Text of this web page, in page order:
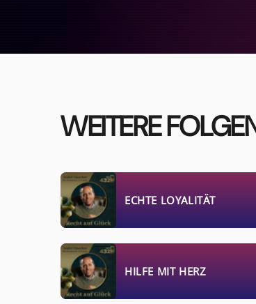
WEITERE
ECHTE LOYALITÄT
HILFE MIT HERZ